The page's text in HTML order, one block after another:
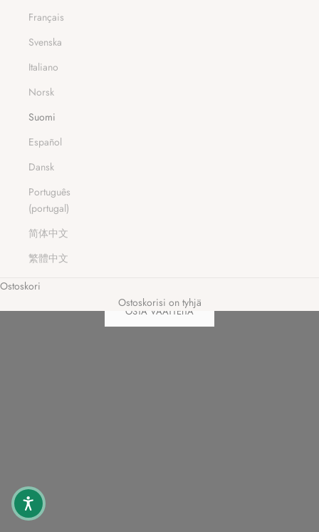
Français
Svenska
Italiano
Norsk
Suomi
Español
Dansk
Português
(portugal)
简体中文
繁體中文
Ostoskori
Ostoskorisi on tyhjä
OSTA VAATTEITA